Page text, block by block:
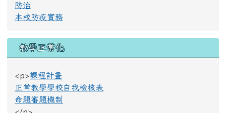
防治
本校防疫實務
教學正常化
<p>課程計畫
正常教學學校自我檢核表
命題審題機制
</p>